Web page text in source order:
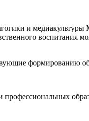
и
воспитания
формированию